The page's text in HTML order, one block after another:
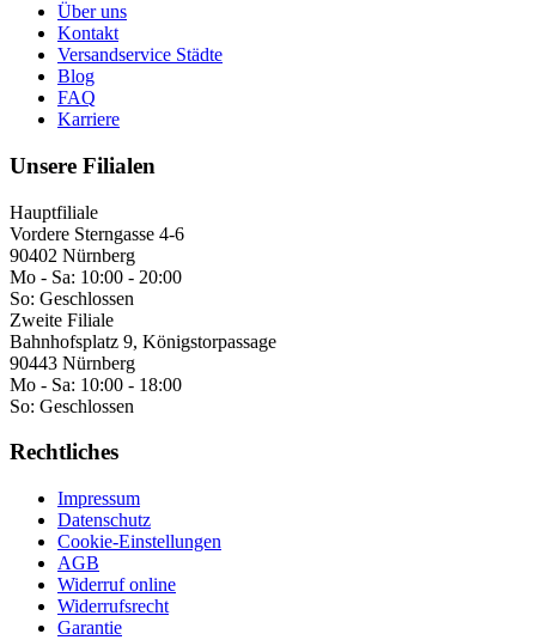
Über uns
Kontakt
Versandservice Städte
Blog
FAQ
Karriere
Unsere Filialen
Hauptfiliale
Vordere Sterngasse 4-6
90402 Nürnberg
Mo - Sa: 10:00 - 20:00
So: Geschlossen
Zweite Filiale
Bahnhofsplatz 9, Königstorpassage
90443 Nürnberg
Mo - Sa: 10:00 - 18:00
So: Geschlossen
Rechtliches
Impressum
Datenschutz
Cookie-Einstellungen
AGB
Widerruf online
Widerrufsrecht
Garantie